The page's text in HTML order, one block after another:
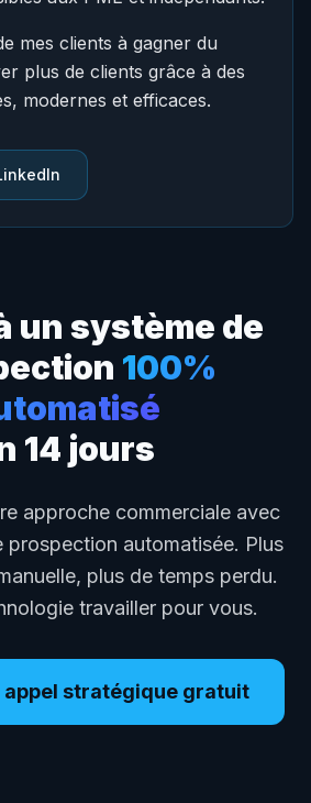
mes clients à gagner du
plus de clients grâce à des
modernes et efficaces.
un système de
100%
14 jours
approche commerciale avec
prospection automatisée. Plus
plus de temps perdu.
travailler pour vous.
appel stratégique gratuit